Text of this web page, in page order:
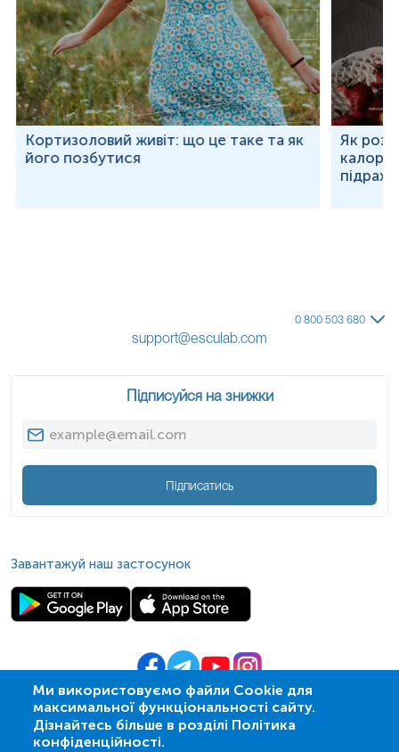
Кортизоловий живіт: що це таке та як
його позбутися
Як
Ми використовуємо файли Cookie для
максимальної функціональності сайту.
Дізнайтесь більше в розділі Політика
конфіденційності.
0 800 503 680
support@esculab.com
Підписуйся на знижки
Підписатись
Завантажуй наш застосунок
© 2009- 2026 | ПСМЛ «Ескулаб»